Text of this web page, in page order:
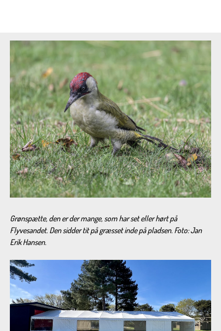
Grønspætte, den er der mange, som har set eller hørt på
Flyvesandet. Den sidder tit på græsset inde på pladsen. Foto: Jan
Erik Hansen.